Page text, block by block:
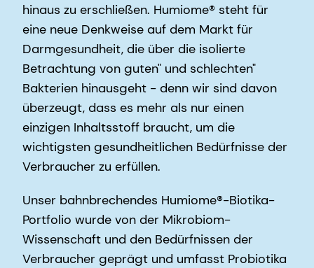
hinaus zu erschließen. Humiome® steht für
eine neue Denkweise auf dem Markt für
Darmgesundheit, die über die isolierte
Betrachtung von guten" und schlechten"
Bakterien hinausgeht - denn wir sind davon
überzeugt, dass es mehr als nur einen
einzigen Inhaltsstoff braucht, um die
wichtigsten gesundheitlichen Bedürfnisse der
Verbraucher zu erfüllen.
Unser bahnbrechendes Humiome®-Biotika-
Portfolio wurde von der Mikrobiom-
Wissenschaft und den Bedürfnissen der
Verbraucher geprägt und umfasst Probiotika